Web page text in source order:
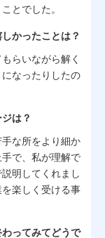
とでした。
かったことは？
らいながら解く
なったりしたの
は？
な所をより細か
で、私が理解で
明してくれまし
楽しく受ける事
ってみてどうで